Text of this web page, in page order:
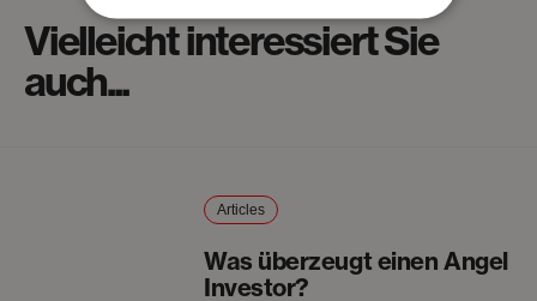
Vielleicht interessiert Sie
auch...
Articles
Was überzeugt einen Angel
Investor?